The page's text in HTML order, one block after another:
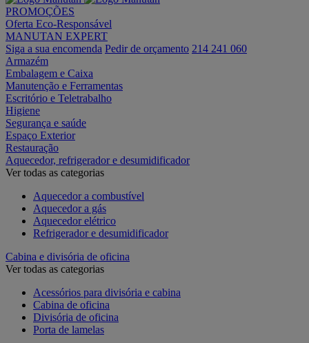
PROMOÇÕES
Oferta Eco-Responsável
MANUTAN EXPERT
Siga a sua encomenda Pedir de orçamento 214 241 060
Armazém
Embalagem e Caixa
Manutenção e Ferramentas
Escritório e Teletrabalho
Higiene
Segurança e saúde
Espaço Exterior
Restauração
Aquecedor, refrigerador e desumidificador
Ver todas as categorias
Aquecedor a combustível
Aquecedor a gás
Aquecedor elétrico
Refrigerador e desumidificador
Cabina e divisória de oficina
Ver todas as categorias
Acessórios para divisória e cabina
Cabina de oficina
Divisória de oficina
Porta de lamelas